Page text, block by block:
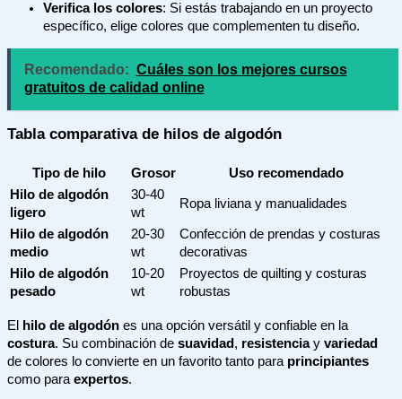
Verifica los colores: Si estás trabajando en un proyecto
específico, elige colores que complementen tu diseño.
Recomendado: Cuáles son los mejores cursos
gratuitos de calidad online
Tabla comparativa de hilos de algodón
Tipo de hilo Grosor
Uso recomendado
Hilo de algodón
ligero
30-40
wt
Ropa liviana y manualidades
Hilo de algodón
medio
20-30
wt
Confección de prendas y costuras
decorativas
Hilo de algodón
pesado
10-20
wt
Proyectos de quilting y costuras
robustas
El hilo de algodón es una opción versátil y confiable en la
costura. Su combinación de suavidad , resistenciay variedad
de colores lo convierte en un favorito tanto para principiantes
como para expertos.